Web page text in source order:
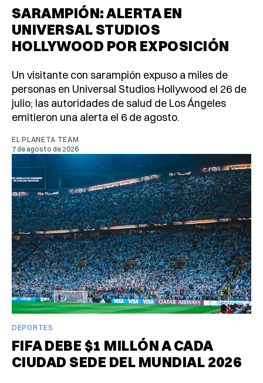
SARAMPIÓN: ALERTA EN
UNIVERSAL STUDIOS
HOLLYWOOD POR EXPOSICIÓN
Un visitante con sarampión expuso a miles de
personas en Universal Studios Hollywood el 26 de
julio; las autoridades de salud de Los Ángeles
emitieron una alerta el 6 de agosto.
EL PLANETA TEAM
7 de agosto de 2026
DEPORTES
FIFA DEBE $1 MILLÓN A CADA
CIUDAD SEDE DEL MUNDIAL 2026